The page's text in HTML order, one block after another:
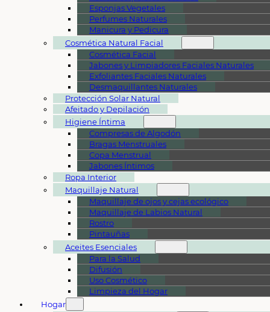
Esponjas Vegetales
Perfumes Naturales
Manicura y Pedicura
Cosmética Natural Facial
Cosmética Facial
Jabones y Limpiadores Faciales Naturales
Exfoliantes Faciales Naturales
Desmaquillantes Naturales
Protección Solar Natural
Afeitado y Depilación
Higiene Íntima
Compresas de Algodón
Bragas Menstruales
Copa Menstrual
Jabones Íntimos
Ropa Interior
Maquillaje Natural
Maquillaje de ojos y cejas ecológico
Maquillaje de Labios Natural
Rostro
Pintauñas
Aceites Esenciales
Para la Salud
Difusión
Uso Cosmético
Limpieza del Hogar
Hogar